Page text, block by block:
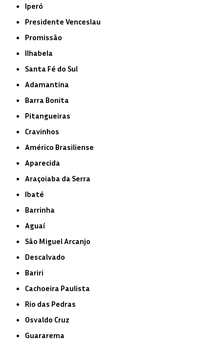
Iperó
Presidente Venceslau
Promissão
Ilhabela
Santa Fé do Sul
Adamantina
Barra Bonita
Pitangueiras
Cravinhos
Américo Brasiliense
Aparecida
Araçoiaba da Serra
Ibaté
Barrinha
Aguaí
São Miguel Arcanjo
Descalvado
Bariri
Cachoeira Paulista
Rio das Pedras
Osvaldo Cruz
Guararema